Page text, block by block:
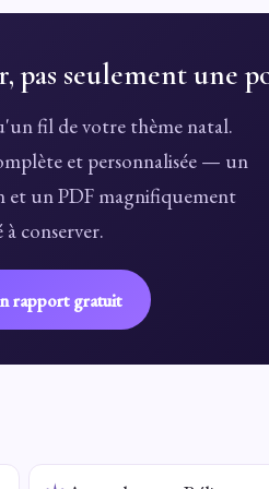
pas seulement une
fil de votre thème natal.
et personnalisée — un
et un PDF magnifiquement
conserver.
rapport gratuit